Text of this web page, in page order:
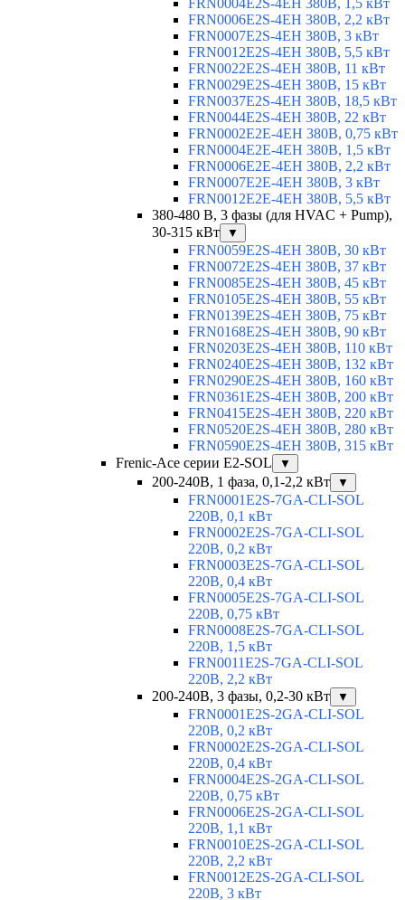
FRN0004E2S-4EH 380В, 1,5 кВт
FRN0006E2S-4EH 380В, 2,2 кВт
FRN0007E2S-4EH 380В, 3 кВт
FRN0012E2S-4EH 380В, 5,5 кВт
FRN0022E2S-4EH 380В, 11 кВт
FRN0029E2S-4EH 380В, 15 кВт
FRN0037E2S-4EH 380В, 18,5 кВт
FRN0044E2S-4EH 380В, 22 кВт
FRN0002E2E-4EH 380В, 0,75 кВт
FRN0004E2E-4EH 380В, 1,5 кВт
FRN0006E2E-4EH 380В, 2,2 кВт
FRN0007E2E-4EH 380В, 3 кВт
FRN0012E2E-4EH 380В, 5,5 кВт
380-480 В, 3 фазы (для HVAC + Pump),
30-315 кВт
▼
FRN0059E2S-4EH 380В, 30 кВт
FRN0072E2S-4EH 380В, 37 кВт
FRN0085E2S-4EH 380В, 45 кВт
FRN0105E2S-4EH 380В, 55 кВт
FRN0139E2S-4EH 380В, 75 кВт
FRN0168E2S-4EH 380В, 90 кВт
FRN0203E2S-4EH 380В, 110 кВт
FRN0240E2S-4EH 380В, 132 кВт
FRN0290E2S-4EH 380В, 160 кВт
FRN0361E2S-4EH 380В, 200 кВт
FRN0415E2S-4EH 380В, 220 кВт
FRN0520E2S-4EH 380В, 280 кВт
FRN0590E2S-4EH 380В, 315 кВт
Frenic-Ace серии E2-SOL
▼
200-240В, 1 фаза, 0,1-2,2 кВт ▼
FRN0001E2S-7GA-CLI-SOL
220В, 0,1 кВт
FRN0002E2S-7GA-CLI-SOL
220В, 0,2 кВт
FRN0003E2S-7GA-CLI-SOL
220В, 0,4 кВт
FRN0005E2S-7GA-CLI-SOL
220В, 0,75 кВт
FRN0008E2S-7GA-CLI-SOL
220В, 1,5 кВт
FRN0011E2S-7GA-CLI-SOL
220В, 2,2 кВт
200-240В, 3 фазы, 0,2-30 кВт
▼
FRN0001E2S-2GA-CLI-SOL
220В, 0,2 кВт
FRN0002E2S-2GA-CLI-SOL
220В, 0,4 кВт
FRN0004E2S-2GA-CLI-SOL
220В, 0,75 кВт
FRN0006E2S-2GA-CLI-SOL
220В, 1,1 кВт
FRN0010E2S-2GA-CLI-SOL
220В, 2,2 кВт
FRN0012E2S-2GA-CLI-SOL
220В, 3 кВт